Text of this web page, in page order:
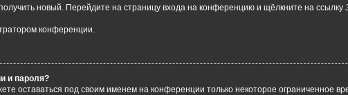
новый. Перейдите на страницу входа на конференцию и щёлкните на ссылку
конференции.
и пароля?
оставаться под своим именем на конференции только некоторое ограниченное